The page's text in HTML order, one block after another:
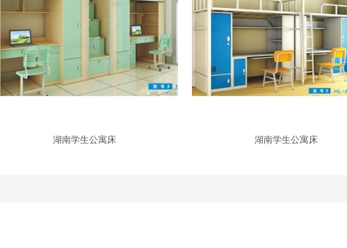
湖南学生公寓床 湖南学生公寓床